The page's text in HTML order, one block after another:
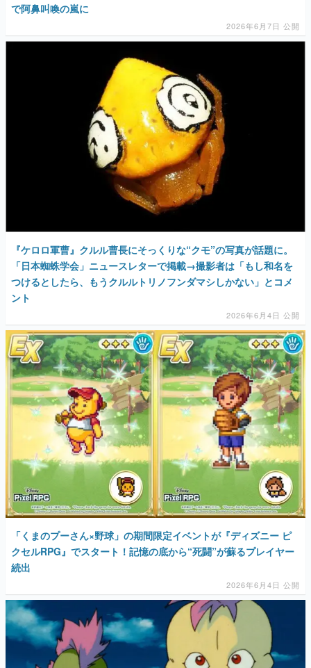
で阿鼻叫喚の嵐に
2026年6月7日 公開
『ケロロ軍曹』クルル曹長にそっくりな“クモ”の写真が話題に。
「日本蜘蛛学会」ニュースレターで掲載→撮影者は「もし和名を
つけるとしたら、もうクルルトリノフンダマシしかない」とコメ
ント
2026年6月4日 公開
「くまのプーさん×野球」の期間限定イベントが『ディズニー ピ
クセルRPG』でスタート！記憶の底から“死闘”が蘇るプレイヤー
続出
2026年6月4日 公開